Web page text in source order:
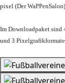
pixel (Der WaPPenSalon)
Im Downloadpaket sind
und 3